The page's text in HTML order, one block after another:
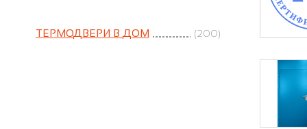
ТЕРМОДВЕРИ В ДОМ (200)